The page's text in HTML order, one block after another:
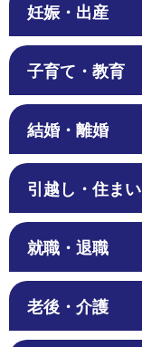
妊娠・出産
子育て・教育
結婚・離婚
引越し・住まい
就職・退職
老後・介護